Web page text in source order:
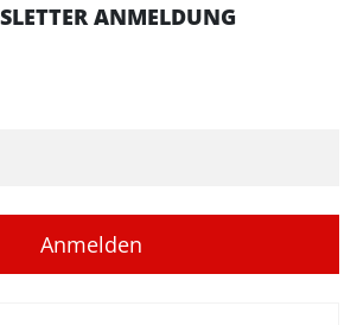
ANMELDUNG